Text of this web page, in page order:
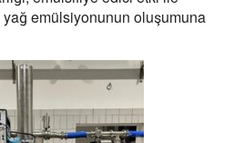
emülsiyonunun oluşumuna